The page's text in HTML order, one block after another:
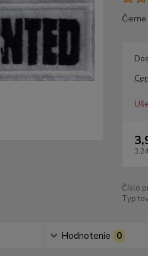
Číslo
Typ
Hodnotenie 0